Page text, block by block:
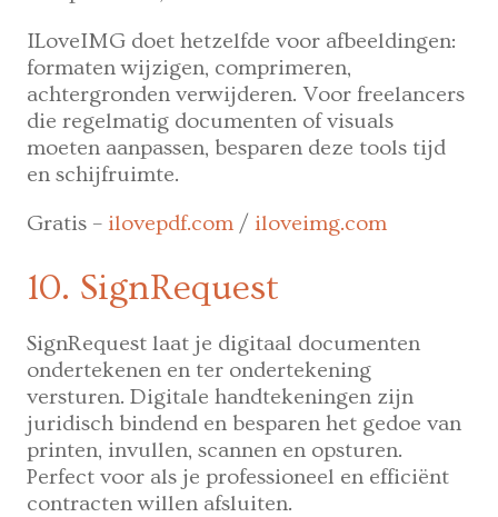
ILoveIMG doet hetzelfde voor afbeeldingen:
formaten wijzigen, comprimeren,
achtergronden verwijderen. Voor freelancers
die regelmatig documenten of visuals
moeten aanpassen, besparen deze tools tijd
en schijfruimte.
Gratis –ilovepdf.com /iloveimg.com
10. SignRequest
SignRequest laat je digitaal documenten
ondertekenen en ter ondertekening
versturen. Digitale handtekeningen zijn
juridisch bindend en besparen het gedoe van
printen, invullen, scannen en opsturen.
Perfect voor als je professioneel en efficiënt
contracten willen afsluiten.